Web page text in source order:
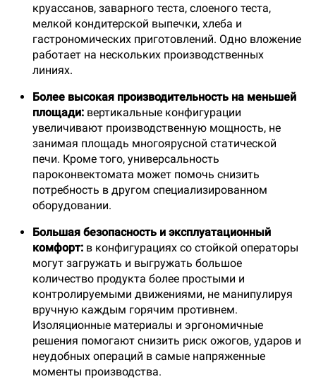
круассанов, заварного теста, слоеного теста,
мелкой кондитерской выпечки, хлеба и
гастрономических приготовлений. Одно вложение
работает на нескольких производственных
линиях.
Более высокая производительность на меньшей
площади: вертикальные конфигурации
увеличивают производственную мощность, не
занимая площадь многоярусной статической
печи. Кроме того, универсальность
пароконвектомата может помочь снизить
потребность в другом специализированном
оборудовании.
Большая безопасность и эксплуатационный
комфорт: в конфигурациях со стойкой операторы
могут загружать и выгружать большое
количество продукта более простыми и
контролируемыми движениями, не манипулируя
вручную каждым горячим противнем.
Изоляционные материалы и эргономичные
решения помогают снизить риск ожогов, ударов и
неудобных операций в самые напряженные
моменты производства.